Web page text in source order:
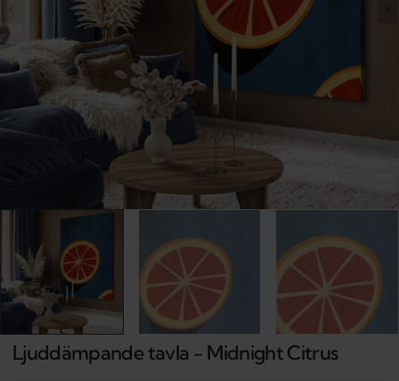
Ljuddämpande tavla - Midnight Citrus
Open
media
gallery